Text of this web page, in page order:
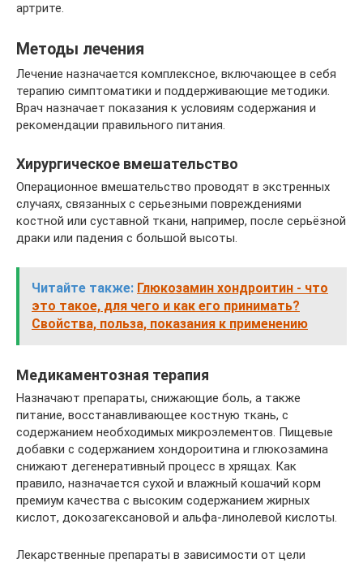
артрите.
Методы лечения
Лечение назначается комплексное, включающее в себя
терапию симптоматики и поддерживающие методики.
Врач назначает показания к условиям содержания и
рекомендации правильного питания.
Хирургическое вмешательство
Операционное вмешательство проводят в экстренных
случаях, связанных с серьезными повреждениями
костной или суставной ткани, например, после серьёзной
драки или падения с большой высоты.
Читайте также: Глюкозамин хондроитин - что
это такое, для чего и как его принимать?
Свойства, польза, показания к применению
Медикаментозная терапия
Назначают препараты, снижающие боль, а также
питание, восстанавливающее костную ткань, с
содержанием необходимых микроэлементов. Пищевые
добавки с содержанием хондороитина и глюкозамина
снижают дегенеративный процесс в хрящах. Как
правило, назначается сухой и влажный кошачий корм
премиум качества с высоким содержанием жирных
кислот, докозагексановой и альфа-линолевой кислоты.
Лекарственные препараты в зависимости от цели